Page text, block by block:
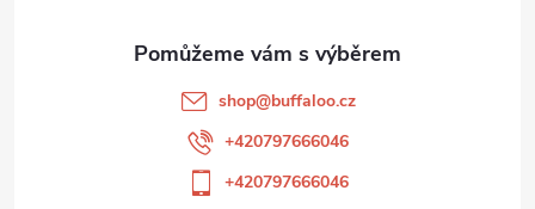
shop@buffaloo.cz
+420797666046
+420797666046